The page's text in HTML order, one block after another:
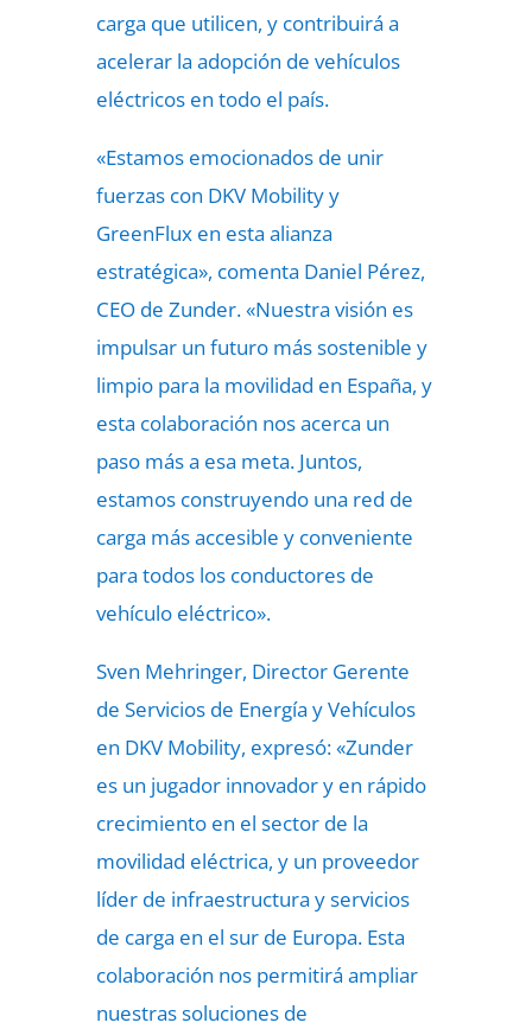
carga que utilicen, y contribuirá a
acelerar la adopción de vehículos
eléctricos en todo el país.
«Estamos emocionados de unir
fuerzas con DKV Mobility y
GreenFlux en esta alianza
estratégica», comenta Daniel Pérez,
CEO de Zunder. «Nuestra visión es
impulsar un futuro más sostenible y
limpio para la movilidad en España, y
esta colaboración nos acerca un
paso más a esa meta. Juntos,
estamos construyendo una red de
carga más accesible y conveniente
para todos los conductores de
vehículo eléctrico».
Sven Mehringer, Director Gerente
de Servicios de Energía y Vehículos
en DKV Mobility, expresó: «Zunder
es un jugador innovador y en rápido
crecimiento en el sector de la
movilidad eléctrica, y un proveedor
líder de infraestructura y servicios
de carga en el sur de Europa. Esta
colaboración nos permitirá ampliar
nuestras soluciones de